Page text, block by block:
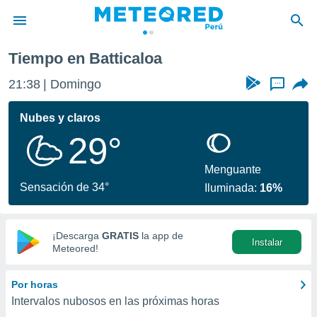
de
ha sido
calidad.
a este
las
y
digital
basada
Tiempo en Batticaloa
21:38 Domingo ...
Nubes y claros
29°
Sensación de 34°
Menguante
Iluminada: 16%
¡Descarga GRATIS la app de
Meteored!
Instalar
Por horas
Intervalos nubosos en las próximas horas